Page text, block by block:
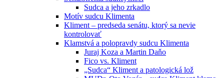
Sudca a jeho zrkadlo
Motív sudcu Klimenta
Kliment – predseda senátu, ktorý sa nevie
kontrolovať
Klamstvá a polopravdy sudcu Klimenta
Juraj Koza a Martin Daňo
Fico vs. Kliment
„Sudca“ Kliment a patologická lož